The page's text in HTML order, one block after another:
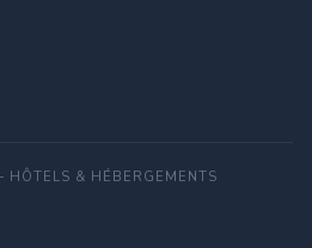
HÔTELS & HÉBERGEMENTS